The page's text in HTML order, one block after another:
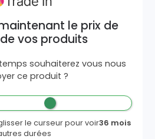
le prix de
vos produits
souhaiterez vous nous
ce produit ?
le curseur pour voir
durées
36 mois